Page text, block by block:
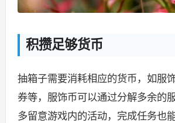
积攒足够货币
抽箱子需要消耗相应的货币，如服
券等，服饰币可以通过分解多余的
多留意游戏内的活动，完成任务也